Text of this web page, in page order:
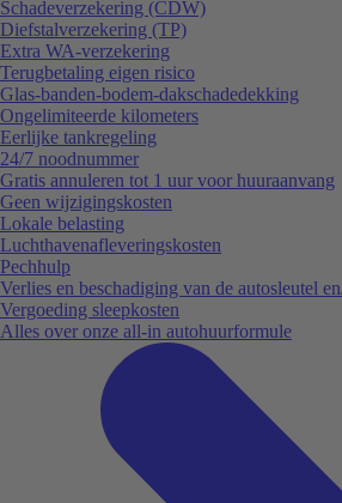
Schadeverzekering (CDW)
Diefstalverzekering (TP)
Extra WA-verzekering
Terugbetaling eigen risico
Glas-banden-bodem-dakschadedekking
Ongelimiteerde kilometers
Eerlijke tankregeling
24/7 noodnummer
Gratis annuleren tot 1 uur voor huuraanvang
Geen wijzigingskosten
Lokale belasting
Luchthavenafleveringskosten
Pechhulp
Verlies en beschadiging van de autosleutel
Vergoeding sleepkosten
Alles over onze all-in autohuurformule